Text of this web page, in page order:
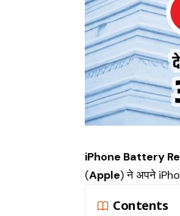
iPhone Battery
(Apple) ने अपने
Contents